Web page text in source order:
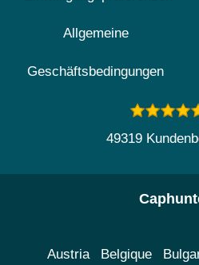
Allgemeine
Geschäftsbedingungen
49319
Austria Belgique